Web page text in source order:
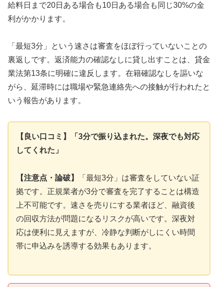
給料日まで20日ある場合も10日ある場合も同じ30%の金
利がかかります。
「最短3分」という速さは審査をほぼ行っていないことの
裏返しです。返済能力の確認なしに貸し出すことは、貸金
業法第13条に明確に違反します。在籍確認なしを謳いな
がら、延滞時には職場や緊急連絡先への接触が行われたと
いう報告があります。
【良い口コミ】「3分で振り込まれた。深夜でも対応
してくれた」
【注意点・論破】
「最短3分」は審査をしていない証
拠です。正規業者が3分で審査を完了することは構造
上不可能です。速さを売りにする業者ほど、融資後
の回収方法が問題になるリスクが高いです。深夜対
応は便利に見えますが、冷静な判断がしにくい時間
帯に申込みを誘導する効果もあります。